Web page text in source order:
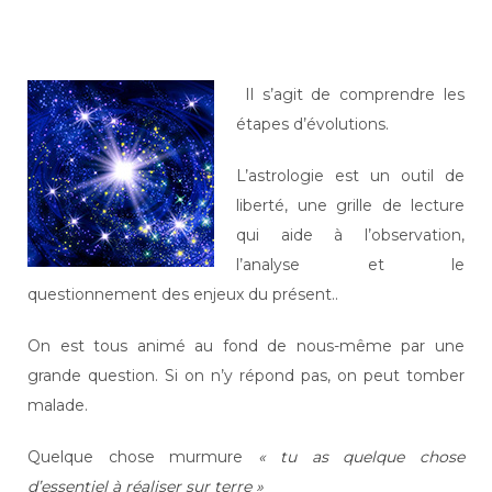
Il s’agit de comprendre les
étapes d’évolutions.
L’astrologie est un outil de
liberté, une grille de lecture
qui aide à l’observation,
l’analyse et le
questionnement des enjeux du présent..
On est tous animé au fond de nous-même par une
grande question. Si on n’y répond pas, on peut tomber
malade.
Quelque chose murmure « tu as quelque chose
d’essentiel à réaliser sur terre »